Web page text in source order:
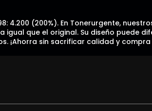
4.200 (200%). En Tonerurgente,
que el original. Su diseño puede
¡Ahorra sin sacrificar calidad y compra